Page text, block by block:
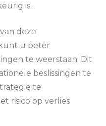
is.
deze
u beter
te weerstaan. Dit
beslissingen te
te
risico op verlies